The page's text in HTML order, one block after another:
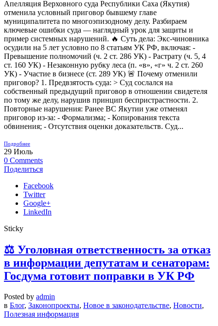
Апелляция Верховного суда Республики Саха (Якутия)
отменила условный приговор бывшему главе
муниципалитета по многоэпизодному делу. Разбираем
ключевые ошибки суда — наглядный урок для защиты и
пример системных нарушений. 🔥 Суть дела: Экс-чиновника
осудили на 5 лет условно по 8 статьям УК РФ, включая: -
Превышение полномочий (ч. 2 ст. 286 УК) - Растрату (ч. 5, 4
ст. 160 УК) - Незаконную рубку леса (п. «в», «г» ч. 2 ст. 260
УК) - Участие в бизнесе (ст. 289 УК) 🚨 Почему отменили
приговор? 1. Предвзятость суда: > Суд сослался на
собственный предыдущий приговор в отношении свидетеля
по тому же делу, нарушив принцип беспристрастности. 2.
Повторные нарушения: Ранее ВС Якутии уже отменял
приговор из-за: - Формализма; - Копирования текста
обвинения; - Отсутствия оценки доказательств. Суд...
Подробнее
29 Июль
0 Comments
Поделиться
Facebook
Twitter
Google+
LinkedIn
Sticky
⚖️ Уголовная ответственность за отказ
в информации депутатам и сенаторам:
Госдума готовит поправки в УК РФ
Posted by admin
в Блог, Законопроекты, Новое в законодательстве, Новости,
Полезная информация